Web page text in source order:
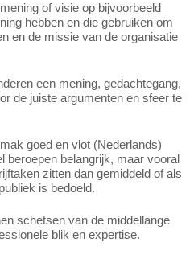
of visie op bijvoorbeeld
hebben en die gebruiken om
en de missie van de organisatie
een mening, gedachtegang,
de juiste argumenten en sfeer te
goed en vlot (Nederlands)
beroepen belangrijk, maar vooral
zitten dan gemiddeld of als
is bedoeld.
schetsen van de middellange
blik en expertise.